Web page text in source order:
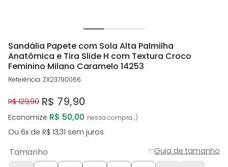
Sandália Papete com Sola Alta Palmilha
Anatômica e Tira Slide H com Textura Croco
Feminino Milano Caramelo 14253
Referência: ZX23790066
R$ 129,90 R$ 79,90
Economize R$ 50,00
Ou 6x de R$ 13,31 sem juros
Tamanho Guia de tamanho